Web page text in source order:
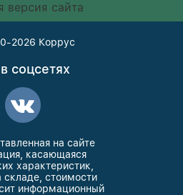
версия сайта
2026 Коррус
соцсетях
на сайте
касающаяся
характеристик,
складе, стоимости
информационный